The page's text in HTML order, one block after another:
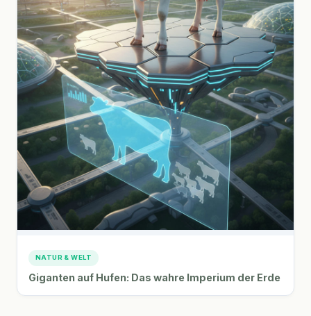
NATUR & WELT
Giganten auf Hufen: Das wahre Imperium der Erde